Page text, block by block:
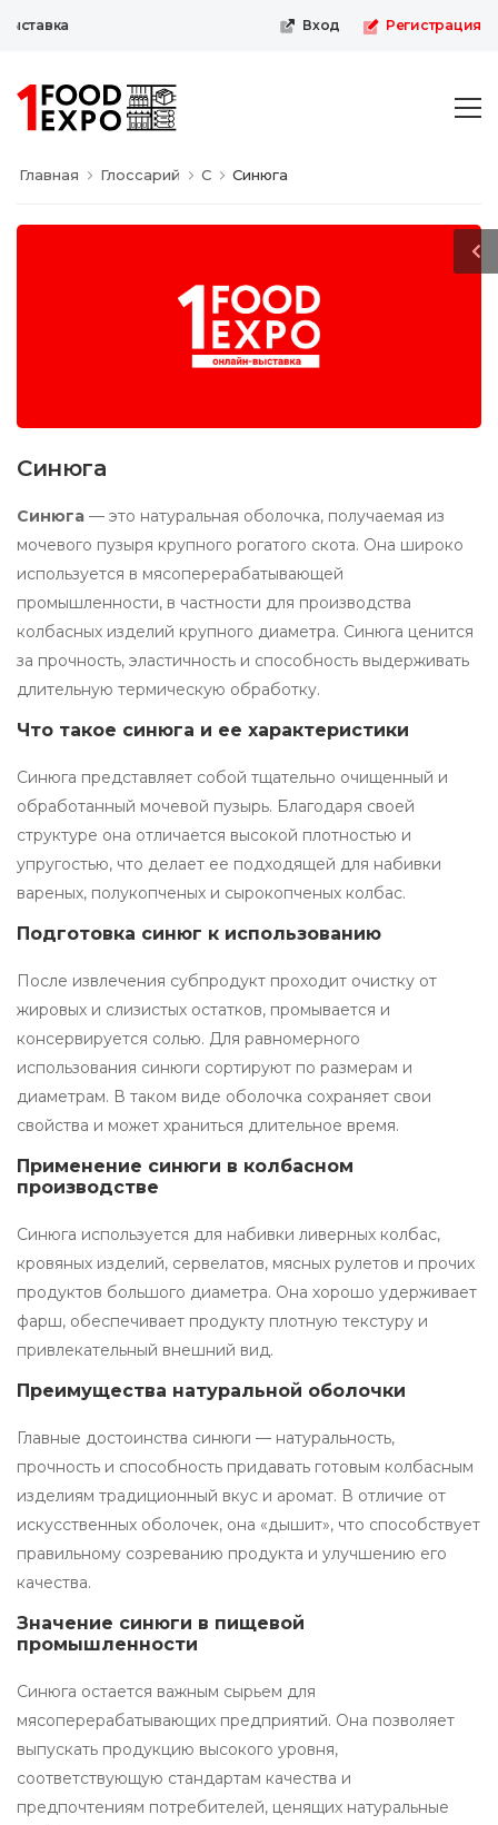
Вход Регистрация
Главная Глоссарий С Синюга
Синюга
Синюга — это натуральная оболочка, получаемая из
мочевого пузыря крупного рогатого скота. Она широко
используется в мясоперерабатывающей
промышленности, в частности для производства
колбасных изделий крупного диаметра. Синюга ценится
за прочность, эластичность и способность выдерживать
длительную термическую обработку.
Что такое синюга и ее характеристики
Синюга представляет собой тщательно очищенный и
обработанный мочевой пузырь. Благодаря своей
структуре она отличается высокой плотностью и
упругостью, что делает ее подходящей для набивки
вареных, полукопченых и сырокопченых колбас.
Подготовка синюг к использованию
После извлечения субпродукт проходит очистку от
жировых и слизистых остатков, промывается и
консервируется солью. Для равномерного
использования синюги сортируют по размерам и
диаметрам. В таком виде оболочка сохраняет свои
свойства и может храниться длительное время.
Применение синюги в колбасном
производстве
Синюга используется для набивки ливерных колбас,
кровяных изделий, сервелатов, мясных рулетов и прочих
продуктов большого диаметра. Она хорошо удерживает
фарш, обеспечивает продукту плотную текстуру и
привлекательный внешний вид.
Преимущества натуральной оболочки
Главные достоинства синюги — натуральность,
прочность и способность придавать готовым колбасным
изделиям традиционный вкус и аромат. В отличие от
искусственных оболочек, она «дышит», что способствует
правильному созреванию продукта и улучшению его
качества.
Значение синюги в пищевой
промышленности
Синюга остается важным сырьем для
мясоперерабатывающих предприятий. Она позволяет
выпускать продукцию высокого уровня,
соответствующую стандартам качества и
предпочтениям потребителей, ценящих натуральные